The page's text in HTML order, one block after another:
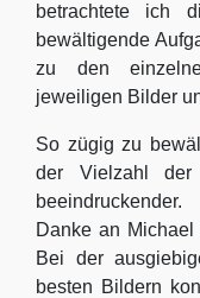
betrachtete ich
bewältigende
zu den
jeweiligen Bilder
So zügig zu
der Vielzahl
Danke an
Bei der
besten Bildern